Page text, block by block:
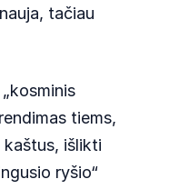
tačiau
tiems,
išlikti
ryšio“